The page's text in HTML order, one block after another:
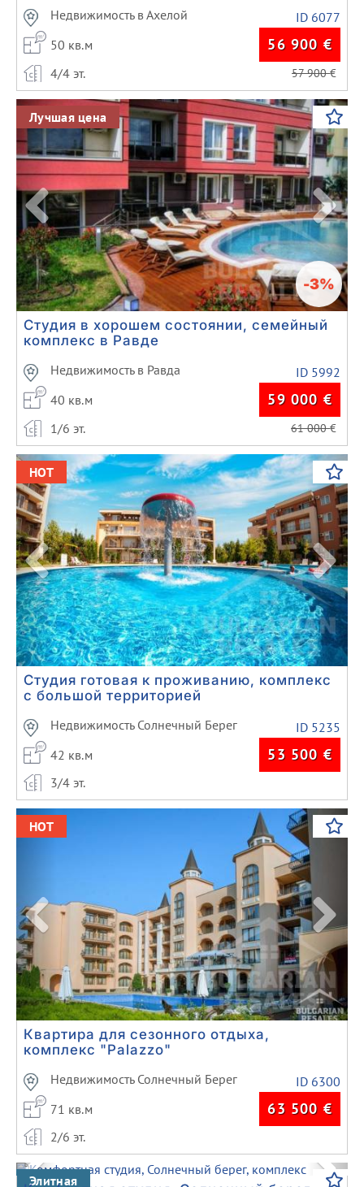
Недвижимость в Ахелой
ID 6077
50 кв.м
56 900 €
4/4 эт. 57 900€
Previous Next
Лучшая цена
-3%
Студия в хорошем состоянии, семейный
комплекс в Равде
Недвижимость в Равда
ID 5992
40 кв.м
59 000 €
1/6 эт. 61 000€
Previous Next
HOT
Студия готовая к проживанию, комплекс
с большой территорией
Недвижимость Солнечный Берег
ID 5235
42 кв.м
53 500 €
3/4 эт.
Previous Next
HOT
Квартира для сезонного отдыха,
комплекс "Palazzo"
Недвижимость Солнечный Берег
ID 6300
71 кв.м
63 500 €
2/6 эт.
Previous Next
Элитная